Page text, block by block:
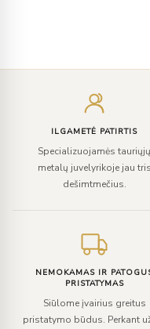
ILGAMETĖ PATIRTIS
Specializuojamės tauriųjų
metalų juvelyrikoje jau tris
dešimtmečius.
NEMOKAMAS IR
PRISTATYMAS
Siūlome įvairius greitus
pristatymo būdus. Perkant